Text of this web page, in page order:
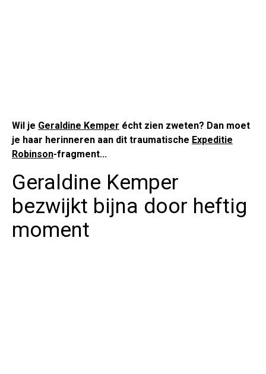
Wil je Geraldine Kemper écht zien zweten? Dan moet
je haar herinneren aan dit traumatische Expeditie
Robinson-fragment...
Geraldine Kemper
bezwijkt bijna door heftig
moment